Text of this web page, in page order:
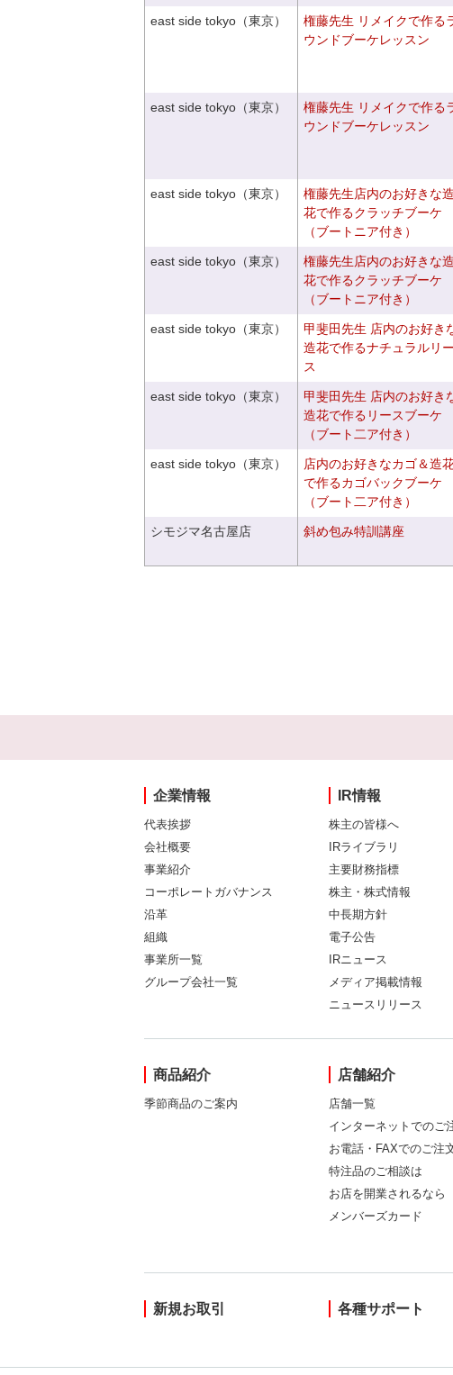
east side tokyo（東京）
権藤先生 リメイクで作る
ウンドブーケレッスン
east side tokyo（東京）
権藤先生 リメイクで作る
ウンドブーケレッスン
east side tokyo（東京）
権藤先生店内のお好きな造
花で作るクラッチブーケ
（ブートニア付き）
east side tokyo（東京）
権藤先生店内のお好きな造
花で作るクラッチブーケ
（ブートニア付き）
east side tokyo（東京）
甲斐田先生 店内のお好き
造花で作るナチュラルリー
ス
east side tokyo（東京）
甲斐田先生 店内のお好き
造花で作るリースブーケ
（ブート二ア付き）
east side tokyo（東京）
店内のお好きなカゴ＆造
で作るカゴバックブーケ
（ブート二ア付き）
シモジマ名古屋店 斜め包み特訓講座
企業情報
代表挨拶
会社概要
事業紹介
コーポレートガバナンス
沿革
組織
事業所一覧
グループ会社一覧
IR情報
株主の皆様へ
IRライブラリ
主要財務指標
株主・株式情報
中長期方針
電子公告
IRニュース
メディア掲載情報
ニュースリリース
商品紹介
季節商品のご案内
店舗紹介
店舗一覧
インターネットでのご
お電話・FAXでのご注
特注品のご相談は
お店を開業されるなら
メンバーズカード
新規お取引 各種サポート